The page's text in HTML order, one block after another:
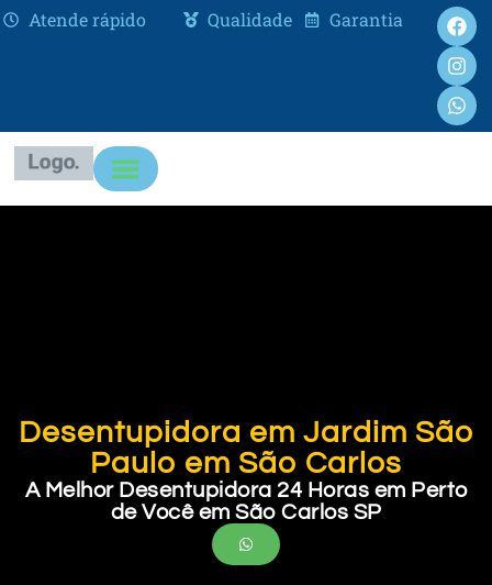
Atende rápido Qualidade Garantia
Desentupidora em Jardim São
Paulo em São Carlos
A Melhor Desentupidora 24 Horas em Perto
de Você em São Carlos SP